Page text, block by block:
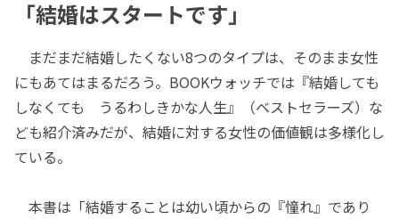
「結婚はスタートです」
まだまだ結婚したくない8つのタイプは、そのまま女性
にもあてはまるだろう。BOOKウォッチでは『結婚しても
しなくても うるわしきかな人生』（ベストセラーズ）な
ども紹介済みだが、結婚に対する女性の価値観は多様化し
ている。
本書は「結婚することは幼い頃からの『憧れ』であり